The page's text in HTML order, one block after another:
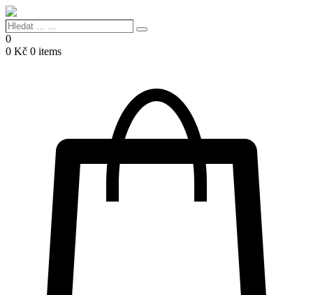
Hledat
...
…
Search
0
0 Kč 0 items